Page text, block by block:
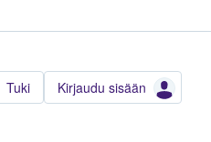
Tuki Kirjaudu sisään